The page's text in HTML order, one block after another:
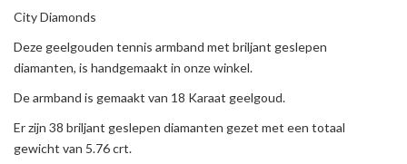
City Diamonds
Deze geelgouden tennis armband met briljant geslepen
diamanten, is handgemaakt in onze winkel.
De armband is gemaakt van 18 Karaat geelgoud.
Er zijn 38 briljant geslepen diamanten gezet met een totaal
gewicht van 5.76 crt.